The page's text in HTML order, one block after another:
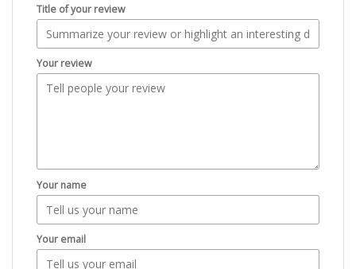
Title of your review
Your review
Your name
Your email